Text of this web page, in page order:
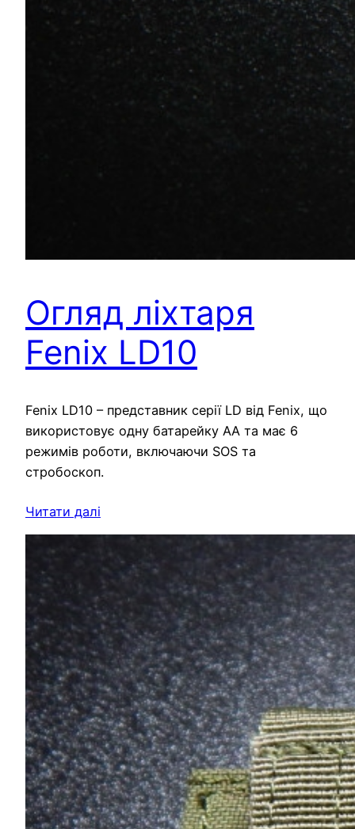
Огляд ліхтаря
Fenix LD10
Fenix LD10 – представник серії LD від Fenix, що
використовує одну батарейку АА та має 6
режимів роботи, включаючи SOS та
стробоскоп.
Читати далі